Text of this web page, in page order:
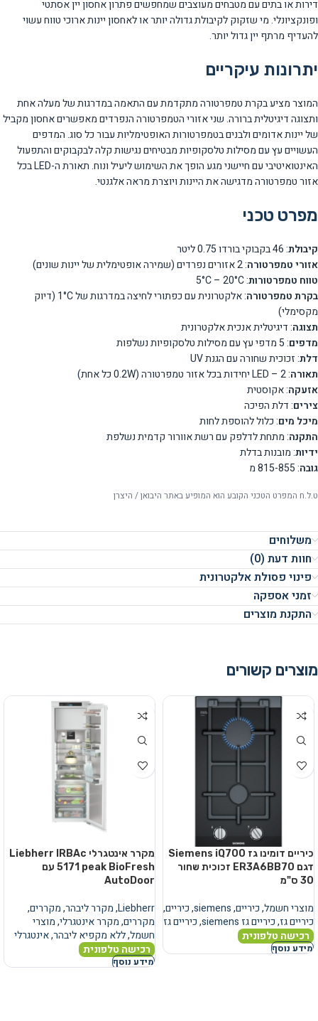
דירות או בתים עם מטבחים מעוצבים שמחפשים פתרון אחסון יין אסתטי
ופונקציונלי. מי שזקוק לקיבולת גדולה יותר או לאחסון יינות ארוכי טווח עשוי
להעדיף מרתף יין גדול יותר.
יתרונות עיקריים
המוצר מציע בקרת טמפרטורה מתקדמת עם התאמה במדרגות של מעלה אחת
ותצוגה דיגיטלית ברורה. שני אזורי הטמפרטורה הנפרדים מאפשרים אחסון מקביל
של יינות אדומים ולבנים בטמפרטורות האופטימליות עבור כל סוג. המדפים
העשויים עץ עם מסילות טלסקופיות מבטיחים נגישות קלה לבקבוקים והתפעול
האינטואיטיבי עם חיישני מגע הופך את השימוש ליעיל ונוח. תאורת ה-LED בכל
אזור טמפרטורה מדגישה את היינות ויוצרת מראה אלגנטי.
מפרט טכני
קיבולת: 46 בקבוקי בורדו 0.75 ליטר
אזורי טמפרטורה: 2 אזורים נפרדים (שמירה אופטימלית של יינות שונים)
טווח טמפרטורות: 5°C – 20°C
בקרת טמפרטורה
: אלקטרונית עם כפתורי לחיצה במדרגות של 1°C (דיוק
מקסימלי)
תצוגה: דיגיטלית אנכית אלקטרונית
מדפים: 5 מדפי עץ עם מסילות טלסקופיות נשלפות
דלת: זכוכית שחורה עם הגנת UV
תאורה: LED – 2 יחידות בכל אזור טמפרטורה (0.2W כל אחת)
אזעקה: אקוסטית
צירים: דלת הפיכה
מיכל מים: כלול להוספת לחות
התקנה: מתחת לדלפק עם רשת אוורור קדמית נשלפת
ידיות: מובנות בדלת
גובה: 815-855 מ
ט.ל.ח המפרט הטכני הקובע הוא המופיע באתר היבואן / היצרן
משלוחים
חוות דעת (0)
פינוי פסולת אלקטרונית
זמני אספקה
התקנת מוצרים
מוצרים קשורים
כיריים דומינו גז Siemens iQ700
דגם ER3A6BB70 זכוכית שחור
30 ס"מ
מוצרי חשמל,כיריים,
siemens
,כיריים,
כיריים גז,כיריים גז siemens ,כיריים גז
רכישה טלפונית
מידע נוסף
מקרר אינטגרלי Liebherr IRBAc
5171 peak BioFresh עם
AutoDoor
Liebherr
,מקרר ליבהר,מקררים,
מקררים,מקרר אינטגרלי,מוצרי
חשמל,ללא מקפיא ליבהר,אינטגרלי
רכישה טלפונית
מידע נוסף